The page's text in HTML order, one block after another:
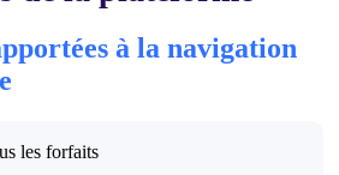
à la navigation
les forfaits